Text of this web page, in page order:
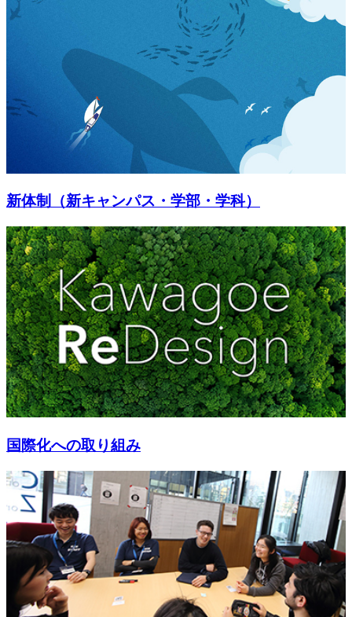
新体制（新キャンパス・学部・学科）
国際化への取り組み